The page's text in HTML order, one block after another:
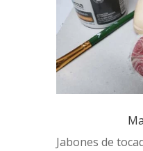
Jabones de